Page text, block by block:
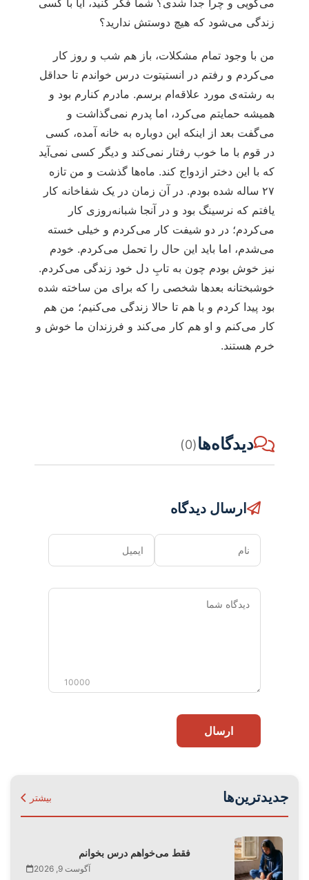
می‌گویی و چرا جدا شدی؟ شما فکر کنید، آیا با کسی
زندگی می‌شود که هیچ دوستش ندارید؟
من با وجود تمام مشکلات، باز هم شب و روز کار
می‌کردم و رفتم در انستیتوت درس خواندم تا حداقل
به رشته‌ی مورد علاقه‌ام برسم. مادرم کنارم بود و
همیشه حمایتم می‌کرد، اما پدرم نمی‌گذاشت و
می‌گفت بعد از اینکه این دوباره به خانه آمده، کسی
در قوم با ما خوب رفتار نمی‌کند و دیگر کسی نمی‌آید
که با این دختر ازدواج کند. ماه‌ها گذشت و من تازه
۲۷ ساله شده بودم. در آن زمان در یک شفاخانه کار
یافتم که نرسینگ بود و در آنجا شبانه‌روزی کار
می‌کردم؛ در دو شیفت کار می‌کردم و خیلی خسته
می‌شدم، اما باید این حال را تحمل می‌کردم. خودم
نیز خوش بودم چون به تابِ دل خود زندگی می‌کردم.
خوشبختانه بعدها شخصی را که برای من ساخته شده
بود پیدا کردم و با هم تا حالا زندگی می‌کنیم؛ من هم
کار می‌کنم و او هم کار می‌کند و فرزندان‌ ما خوش و
خرم هستند.
دیدگاه‌ها(0)
ارسال دیدگاه
نام ایمیل
دیدگاه
10000
ارسال
جدیدترین‌ها بیشتر
فقط می‌‌خواهم درس بخوانم
آگوست 9, 2026